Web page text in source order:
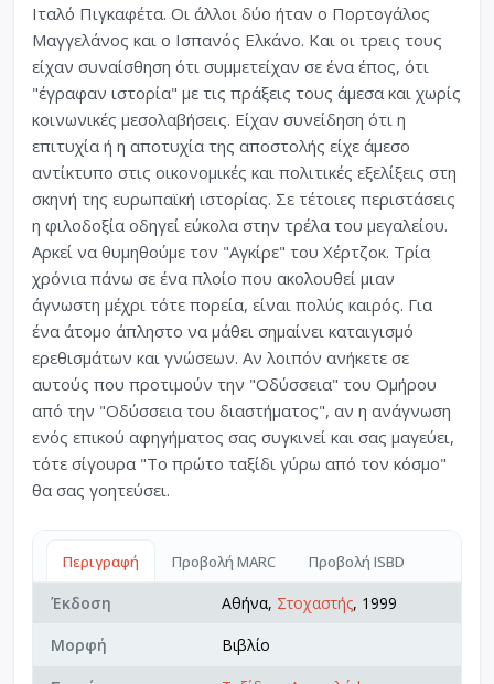
Ιταλό Πιγκαφέτα. Οι άλλοι δύο ήταν ο Πορτογάλος
Μαγγελάνος και ο Ισπανός Ελκάνο. Και οι τρεις τους
είχαν συναίσθηση ότι συμμετείχαν σε ένα έπος, ότι
"έγραφαν ιστορία" με τις πράξεις τους άμεσα και χωρίς
κοινωνικές μεσολαβήσεις. Είχαν συνείδηση ότι η
επιτυχία ή η αποτυχία της αποστολής είχε άμεσο
αντίκτυπο στις οικονομικές και πολιτικές εξελίξεις στη
σκηνή της ευρωπαϊκή ιστορίας. Σε τέτοιες περιστάσεις
η φιλοδοξία οδηγεί εύκολα στην τρέλα του μεγαλείου.
Αρκεί να θυμηθούμε τον "Αγκίρε" του Χέρτζοκ. Τρία
χρόνια πάνω σε ένα πλοίο που ακολουθεί μιαν
άγνωστη μέχρι τότε πορεία, είναι πολύς καιρός. Για
ένα άτομο άπληστο να μάθει σημαίνει καταιγισμό
ερεθισμάτων και γνώσεων. Αν λοιπόν ανήκετε σε
αυτούς που προτιμούν την "Οδύσσεια" του Ομήρου
από την "Οδύσσεια του διαστήματος", αν η ανάγνωση
ενός επικού αφηγήματος σας συγκινεί και σας μαγεύει,
τότε σίγουρα "Το πρώτο ταξίδι γύρω από τον κόσμο"
θα σας γοητεύσει.
Περιγραφή Προβολή MARC Προβολή ISBD
Έκδοση Αθήνα, Στοχαστής, 1999
Μορφή
Βιβλίο